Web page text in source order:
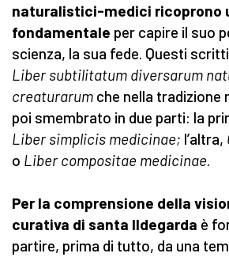
naturalistici-medici ricoprono
fondamentale per capire il suo
scienza, la sua fede. Questi
Liber subtilitatum diversarum
creaturarum che nella
poi smembrato in due parti: la
Liber simplicis medicinae; l’altra,
o Liber compositae medicinae.
Per la comprensione della
curativa di santa Ildegarda è
partire, prima di tutto, da una